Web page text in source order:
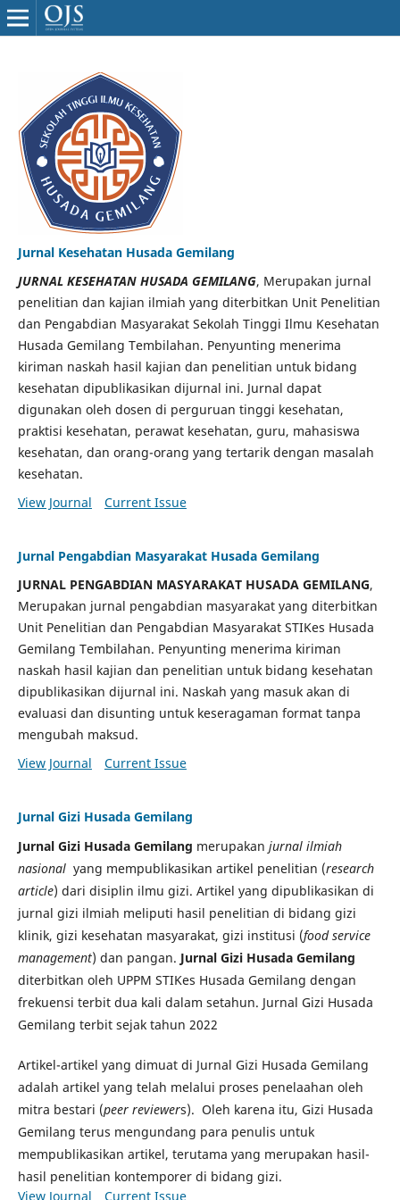
Jurnal Kesehatan Husada Gemilang
JURNAL KESEHATAN HUSADA GEMILANG, Merupakan jurnal
penelitian dan kajian ilmiah yang diterbitkan Unit Penelitian
dan Pengabdian Masyarakat Sekolah Tinggi Ilmu Kesehatan
Husada Gemilang Tembilahan. Penyunting menerima
kiriman naskah hasil kajian dan penelitian untuk bidang
kesehatan dipublikasikan dijurnal ini. Jurnal dapat
digunakan oleh dosen di perguruan tinggi kesehatan,
praktisi kesehatan, perawat kesehatan, guru, mahasiswa
kesehatan, dan orang-orang yang tertarik dengan masalah
kesehatan.
View Journal
Current Issue
Jurnal Pengabdian Masyarakat Husada Gemilang
JURNAL PENGABDIAN MASYARAKAT HUSADA GEMILANG,
Merupakan jurnal pengabdian masyarakat yang diterbitkan
Unit Penelitian dan Pengabdian Masyarakat STIKes Husada
Gemilang Tembilahan. Penyunting menerima kiriman
naskah hasil kajian dan penelitian untuk bidang kesehatan
dipublikasikan dijurnal ini. Naskah yang masuk akan di
evaluasi dan disunting untuk keseragaman format tanpa
mengubah maksud.
View Journal
Current Issue
Jurnal Gizi Husada Gemilang
Jurnal Gizi Husada Gemilang merupakan jurnal ilmiah
nasionalyang mempublikasikan artikel penelitian (research
article) dari disiplin ilmu gizi. Artikel yang dipublikasikan di
jurnal gizi ilmiah meliputi hasil penelitian di bidang gizi
klinik, gizi kesehatan masyarakat, gizi institusi (food service
management) dan pangan. Jurnal Gizi Husada Gemilang
diterbitkan oleh UPPM STIKes Husada Gemilang dengan
frekuensi terbit dua kali dalam setahun. Jurnal Gizi Husada
Gemilang terbit sejak tahun 2022
Artikel-artikel yang dimuat di Jurnal Gizi Husada Gemilang
adalah artikel yang telah melalui proses penelaahan oleh
mitra bestari (peer reviewers). Oleh karena itu, Gizi Husada
Gemilang terus mengundang para penulis untuk
mempublikasikan artikel, terutama yang merupakan hasil-
hasil penelitian kontemporer di bidang gizi.
View Journal
Current Issue